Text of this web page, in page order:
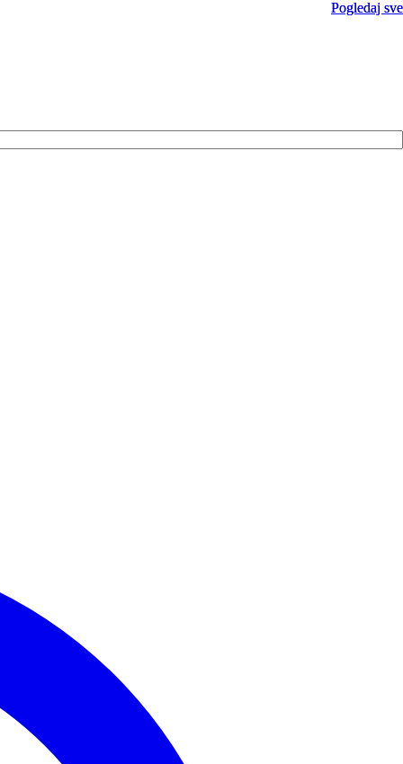
Pogledaj sve
Pogledaj sve